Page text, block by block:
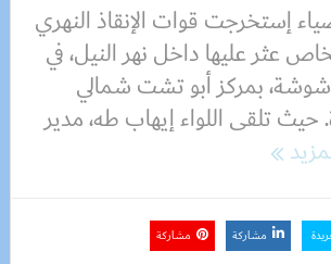
إستخرجت قوات الإنقاذ النهري
عثر عليها داخل نهر النيل، في
شوشة، بمركز أبو تشت شمالي
حيث تلقى اللواء إيهاب طه، مدير
مشاركة مشاركة